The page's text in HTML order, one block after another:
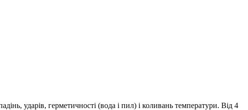
ударів, герметичності (вода і пил) і коливань температури. Від 4